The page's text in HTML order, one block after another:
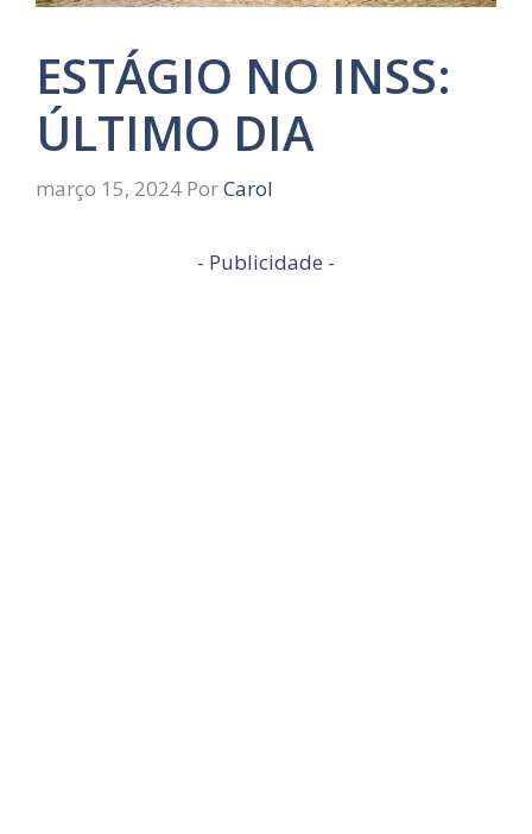
ESTÁGIO NO INSS:
ÚLTIMO DIA
março 15, 2024 PorCarol
- Publicidade -